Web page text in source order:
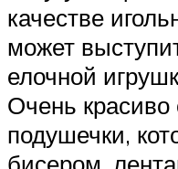
качестве
может
елочной
Очень красиво
подушечки,